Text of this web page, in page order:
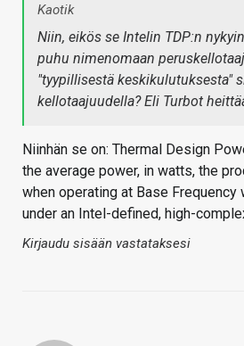
Kaotik
Niin, eikös se Intelin TDP:n
puhu nimenomaan
"tyypillisestä keskikulutuksesta"
kellotaajuudella? Eli Turbot
Niinhän se on: Thermal Design
the average power, in watts, the
when operating at Base
under an Intel-defined, high-
Kirjaudu sisään vastataksesi